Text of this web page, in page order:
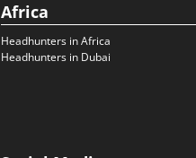
Africa
Headhunters in Africa
Headhunters in Dubai